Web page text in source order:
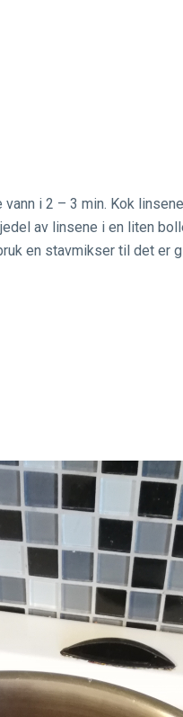
i 2 – 3 min. Kok
av linsene i en liten
en stavmikser til det er